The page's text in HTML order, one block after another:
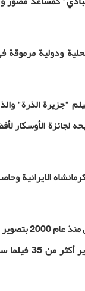
ودولية مرموقة
"جزيرة الذرة"
لجائزة الأوسكار
الايرانية
بدأ اصلاني مشواره
"الحلم الابيض"